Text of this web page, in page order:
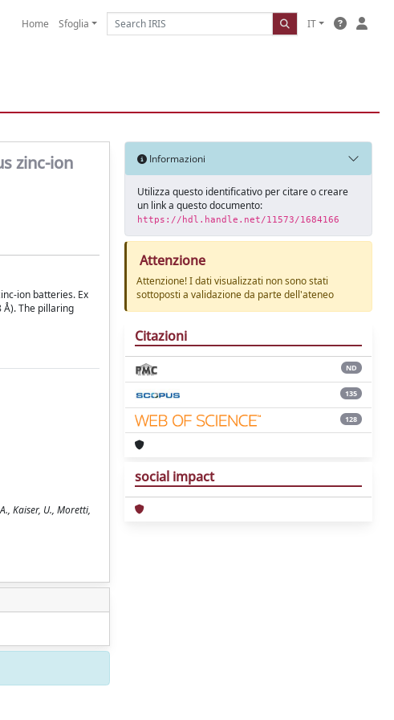
Home Sfoglia IT
zinc-ion
ion batteries. Ex
The pillaring
Kaiser, U., Moretti,
Informazioni
Utilizza questo identificativo per citare o creare
un link a questo documento:
https://hdl.handle.net/11573/1684166
Attenzione
Attenzione! I dati visualizzati non sono stati
sottoposti a validazione da parte dell'ateneo
Citazioni
ND
135
128
social impact